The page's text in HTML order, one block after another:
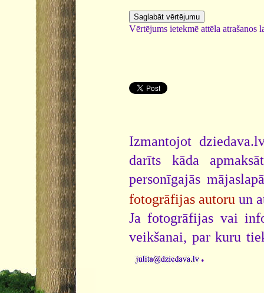
Vērtējums ietekmē attēla atrašanos
Izmantojot
darīts kāda
personīgajās
fotogrāfijas autoru un
Ja fotogrāfijas vai
veikšanai, par kuru
.